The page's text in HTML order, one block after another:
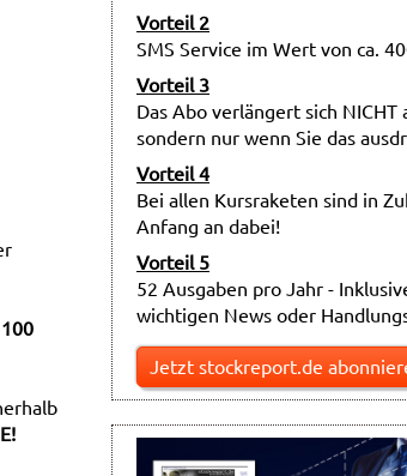
Vorteil 2
SMS Service im Wert von ca.
Vorteil 3
Das Abo verlängert sich NICHT
sondern nur wenn Sie das
Vorteil 4
Bei allen Kursraketen sind in
Anfang an dabei!
Vorteil 5
52 Ausgaben pro Jahr -
wichtigen News oder
Jetzt stockreport.de